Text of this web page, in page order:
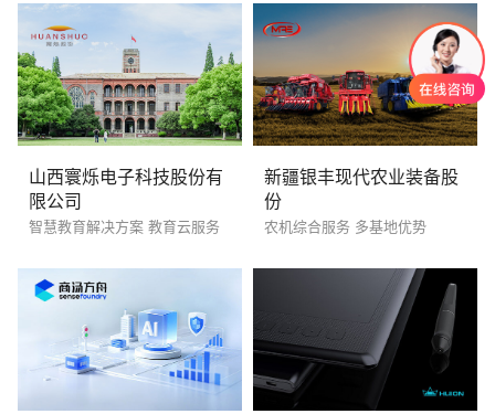
山西寰烁电子科技股份有
限公司
智慧教育解决方案 教育云服务
新疆银丰现代农业装备股
份
农机综合服务 多基地优势
创意品牌型网站 · 标准企业官网建设 外贸网